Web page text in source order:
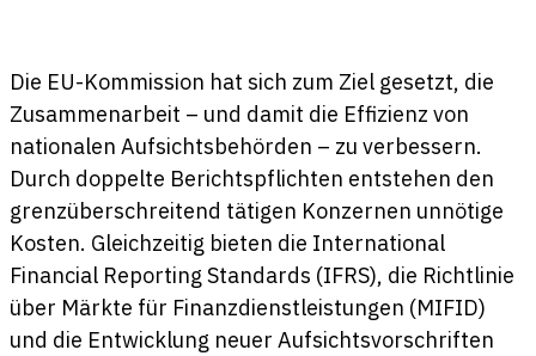
Die EU-Kommission hat sich zum Ziel gesetzt, die
Zusammenarbeit – und damit die Effizienz von
nationalen Aufsichtsbehörden – zu verbessern.
Durch doppelte Berichtspflichten entstehen den
grenzüberschreitend tätigen Konzernen unnötige
Kosten. Gleichzeitig bieten die International
Financial Reporting Standards (IFRS), die Richtlinie
über Märkte für Finanzdienstleistungen (MIFID)
und die Entwicklung neuer Aufsichtsvorschriften